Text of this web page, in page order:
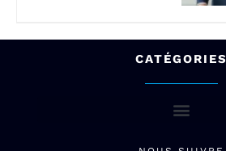
CATÉGORIES